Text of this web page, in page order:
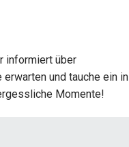
informiert über
und tauche ein in
Momente!